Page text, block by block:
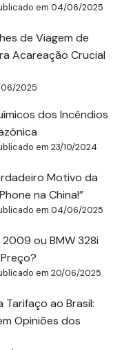
em 04/06/2025
de Viagem de
Acareação Crucial
2025
dos Incêndios
em 23/10/2024
Motivo da
na China!”
em 04/06/2025
ou BMW 328i
em 20/06/2025
Tarifaço ao Brasil:
Opiniões dos